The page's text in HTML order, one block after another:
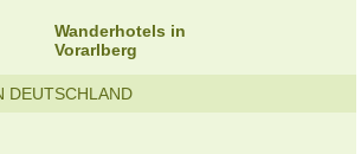
Wanderhotels in
Vorarlberg
DEUTSCHLAND